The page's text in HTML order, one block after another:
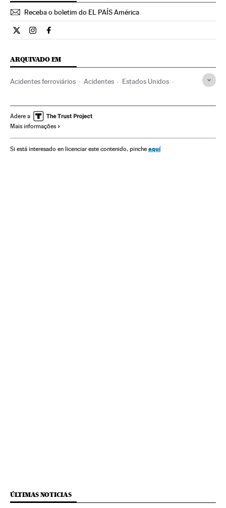
Receba o boletim do EL PAÍS América
Internacional El País Brasil en Twitter
Internacional El País Brasil en Instagram
Internacional El País Brasil en Facebook
ARQUIVADO EM
Acidentes ferroviários Acidentes Estados Unidos
Transporte ferroviário Transporte
Adere a
Mais informações
Si está interesado en licenciar este contenido, pinche aquí
ÚLTIMAS NOTICIAS